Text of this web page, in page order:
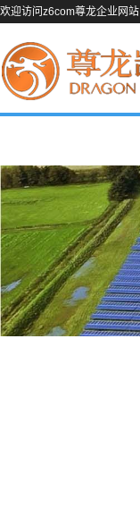
欢迎访问z6com尊龙企业网站